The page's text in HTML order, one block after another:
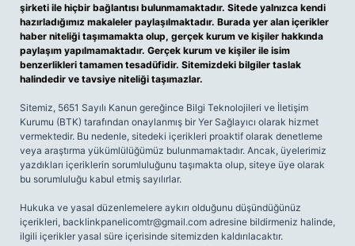
şirketi ile hiçbir bağlantısı bulunmamaktadır. Sitede yalnızca kendi
hazırladığımız makaleler paylaşılmaktadır. Burada yer alan içerikler
haber niteliği taşımamakta olup, gerçek kurum ve kişiler hakkında
paylaşım yapılmamaktadır. Gerçek kurum ve kişiler ile isim
benzerlikleri tamamen tesadüfidir. Sitemizdeki bilgiler taslak
halindedir ve tavsiye niteliği taşımazlar.
Sitemiz, 5651 Sayılı Kanun gereğince Bilgi Teknolojileri ve İletişim
Kurumu (BTK) tarafından onaylanmış bir Yer Sağlayıcı olarak hizmet
vermektedir. Bu nedenle, sitedeki içerikleri proaktif olarak denetleme
veya araştırma yükümlülüğümüz bulunmamaktadır. Ancak, üyelerimiz
yazdıkları içeriklerin sorumluluğunu taşımakta olup, siteye üye olarak
bu sorumluluğu kabul etmiş sayılırlar.
Hukuka ve yasal düzenlemelere aykırı olduğunu düşündüğünüz
içerikleri, backlinkpanelicomtr@gmail.com adresine bildirmeniz halinde,
ilgili içerikler yasal süre içerisinde sitemizden kaldırılacaktır.